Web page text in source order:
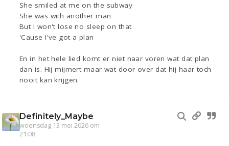
She smiled at me on the subway
She was with another man
But I won't lose no sleep on that
'Cause I've got a plan
En in het hele lied komt er niet naar voren wat dat plan
dan is. Hij mijmert maar wat door over dat hij haar toch
nooit kan krijgen.
Definitely_Maybe
woensdag 13 mei 2026 om
21:08